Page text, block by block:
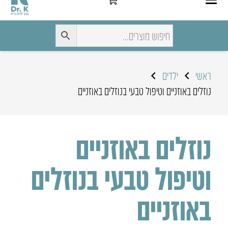
ראשי
ילדים
נוזלים באוזניים וטיפול טבעי בנוזלים באוזניים
נוזלים באוזניים
וטיפול טבעי בנוזלים
באוזניים